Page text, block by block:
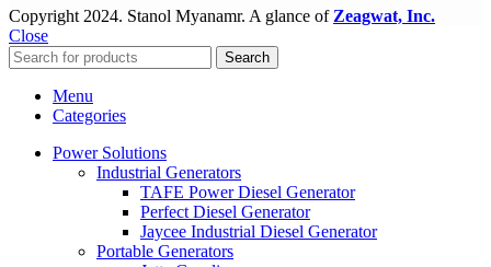
Copyright 2024. Stanol Myanamr. A glance of Zeagwat, Inc.
Close
Search
Menu
Categories
Power Solutions
Industrial Generators
TAFE Power Diesel Generator
Perfect Diesel Generator
Jaycee Industrial Diesel Generator
Portable Generators